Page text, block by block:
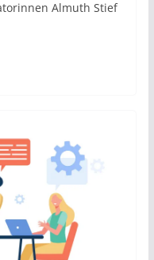
Almuth Stief